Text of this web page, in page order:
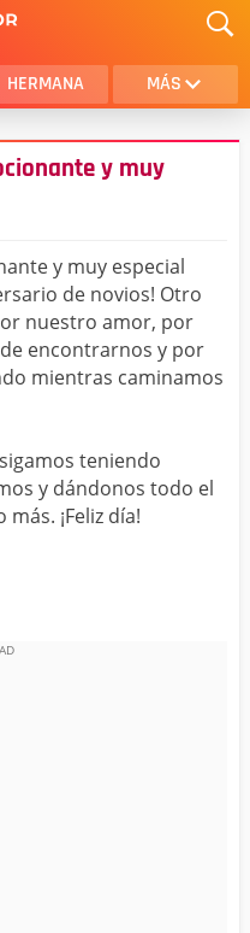
HERMANA MÁS
AMOR
HIJO
ESPOSO
HOMBRE
PRIMO
y muy
y muy especial
de novios! Otro
nuestro amor, por
encontrarnos y por
mientras caminamos
teniendo
y dándonos todo el
¡Feliz día!